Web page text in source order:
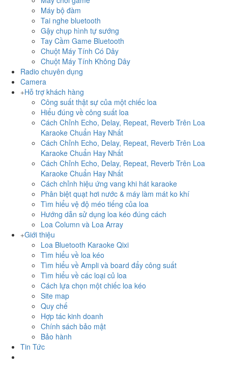
Máy bộ đàm
Tai nghe bluetooth
Gậy chụp hình tự sướng
Tay Cầm Game Bluetooth
Chuột Máy Tính Có Dây
Chuột Máy Tính Không Dây
Radio chuyên dụng
Camera
Hỗ trợ khách hàng
Công suất thật sự của một chiếc loa
Hiểu đúng về công suất loa
Cách Chỉnh Echo, Delay, Repeat, Reverb Trên Loa
Karaoke Chuẩn Hay Nhất
Cách Chỉnh Echo, Delay, Repeat, Reverb Trên Loa
Karaoke Chuẩn Hay Nhất
Cách Chỉnh Echo, Delay, Repeat, Reverb Trên Loa
Karaoke Chuẩn Hay Nhất
Cách chỉnh hiệu ứng vang khi hát karaoke
Phân biệt quạt hơi nước & máy làm mát ko khí
Tìm hiểu vệ độ méo tiếng của loa
Hướng dẫn sử dụng loa kéo đúng cách
Loa Column và Loa Array
Giới thiệu
Loa Bluetooth Karaoke Qixi
Tìm hiểu về loa kéo
Tìm hiểu về Ampli và board đẩy công suất
Tìm hiểu về các loại củ loa
Cách lựa chọn một chiếc loa kéo
Site map
Quy chế
Hợp tác kinh doanh
Chính sách bảo mật
Bảo hành
Tin Tức